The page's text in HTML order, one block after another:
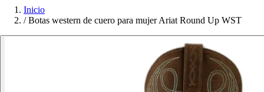
Inicio
/ Botas western de cuero para mujer Ariat Round Up WST